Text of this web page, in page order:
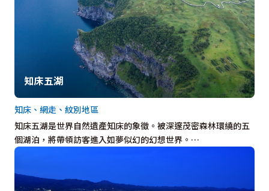
語言
知床五湖
知床五湖是世界自然遺產知床的象徵。被深邃茂密森林環繞的五
個湖泊，將帶領訪客進入如夢似幻的幻想世界。…
知床、網走、紋別地區